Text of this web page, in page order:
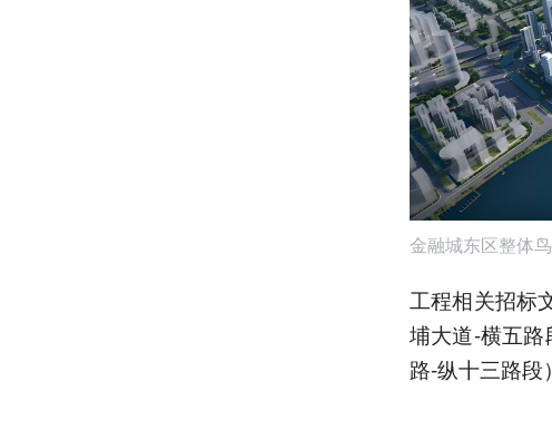
金融城东区整体
工程相关招标
埔大道-横五
路-纵十三路段